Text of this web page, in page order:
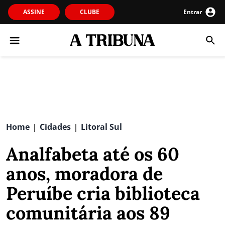
ASSINE CLUBE Entrar
Home | Cidades | Litoral Sul
Analfabeta até os 60
anos, moradora de
Peruíbe cria biblioteca
comunitária aos 89